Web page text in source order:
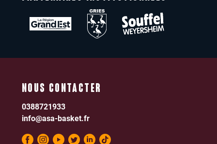
NOUS CONTACTER
0388721933
info@asa-basket.fr